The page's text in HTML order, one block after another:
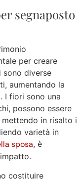
segnaposto
per creare
sono diverse
aumentando la
I fiori sono una
possono essere
in risalto i
varietà in
sposa, è
costituire